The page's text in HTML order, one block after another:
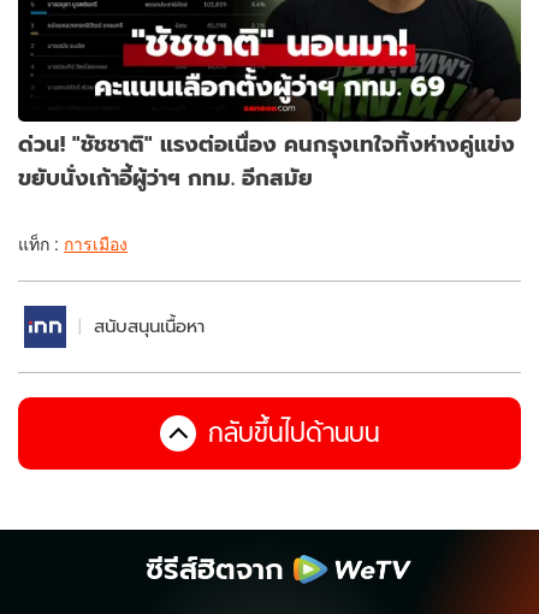
ด่วน! "ชัชชาติ" แรงต่อเนื่อง คนกรุงเทใจทิ้งห่างคู่แข่ง
ขยับนั่งเก้าอี้ผู้ว่าฯ กทม. อีกสมัย
แท็ก : การเมือง
สนับสนุนเนื้อหา
กลับขึ้นไปด้านบน
ซีรีส์ฮิตจาก